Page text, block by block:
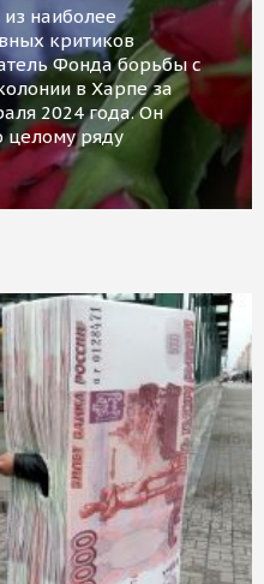
наиболее
критиков
Фонда борьбы с
в Харпе за
2024 года. Он
целому ряду